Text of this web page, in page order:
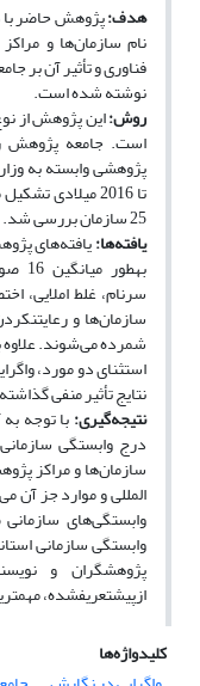
هدف:پژوهش حاضر با
نام سازمان‌ها و
فناوری و تأثیر آن بر
نوشته شده است.
روش:این پژوهش از
25 سازمان بررسی شد.
یافتهها:یافته‌های
سرنام، غلط املایی،
شمرده می‌شوند. علاوه
استثنای دو مورد،
نتایج تأثیر منفی
نتیجهگیری:
وابستگی سازمانی
پژوهشگران و
ازپیش‫تعریف‫شده، مهم‫ترین راهکار پیشنهادی است.
کلیدواژه‌ها